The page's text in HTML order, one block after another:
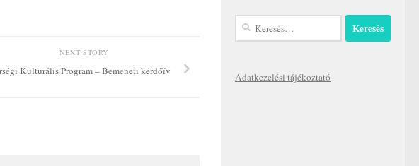
NEXT STORY
Kulturális Program – Bemeneti kérdőív
Keresés:
Adatkezelési tájékoztató